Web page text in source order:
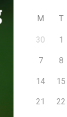
M T
30 1
7 8
14 15
21 22